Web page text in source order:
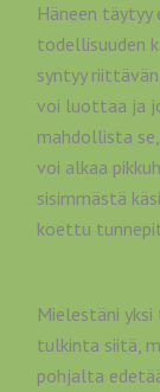
Häneen täytyy
todellisuuden
syntyy
voi luottaa ja
mahdollista
voi alkaa
sisimmästä
koettu
Mielestäni
tulkinta siitä,
pohjalta